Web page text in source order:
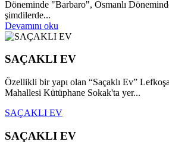
Döneminde "Barbaro", Osmanlı
şimdilerde...
Devamını oku
SAÇAKLI EV
Özellikli bir yapı olan “Saçaklı Ev”
Mahallesi Kütüphane Sokak'ta yer...
SAÇAKLI EV
SAÇAKLI EV